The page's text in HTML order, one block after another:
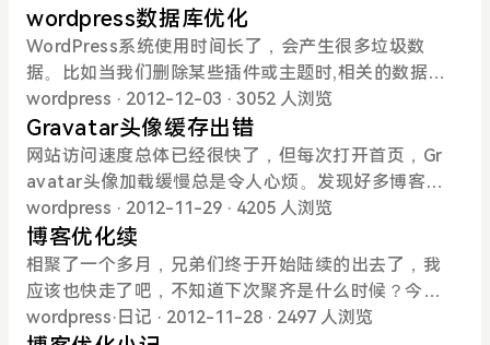
发现而已。因为我的留言是按时间先后顺序排列的，
旧的留言在顶部，一般回复新留言都会拉到底部，而
这时评论框是正常的。于是BUG产生的原因就找到
了：图片延迟加载！Forigi主题默认加载了lazyload.j
s，可以使图片按需加载，提高页面访问速度。但据我
推测：博客启用了延迟加载图片的JS特效后，直接在
最开始的评论那里使用回复，只是通过JS把那个评论
框强制插入到当前位置，但事实上并没有到它实际所
在的位置，所以导致图片还没有开始加载。解决办法
很简单，打开header.php，删除
avatar头像缓存出错》，由于技术水平太低，操作失
败。第四次优化博客是在2012年12月03日《wordpr
ess数据库优化》，目的也是加快博客访问速度。第
五次优化博客就是今天了，主要工作包括：1.开启Gra
vatar头像缓存上次缓存失败后，研究了下代码，凭
借着仅存的C/C++知识，经过修改→调试→再修改→
再调试，花费了一个多小时，竟然成功了，难为了我
这个代码盲！而且这次留言板页没再出现代码错误，
原因暂时未知。2.删除WP Super Cache插件这个插
件本身是很好用而且很有用的，但由于我的博客访问
量很小，再加上速度很快，所以暂时用不上这类缓存
插件了。相反，删掉这个插件后，我感觉博客速度明
显提升了。3.添加百度分享按钮这个功能是主
添加背景颜色等。同时很多人又不喜欢使用其它编辑
器增强类的插件，拖累网站访问速度。写博客又不是
编排办公文件，大多数时间我们并不需要过于复杂的
编辑功能。那有没不用插件并且简便的方法增强我们
的文字编辑器呢？答案是肯定的。其实默认编辑器Tin
yMCE有很多功能都被隐藏了，通过添加代码可以为w
ordpress默认编辑器增加额外的功能按钮，比如：横
向分隔线、字体、字号、上标下标、分页符等，效果
如图：将下面代码添加到主题functions.php模版文
件中：上面的一段代码是加到默认编辑器工具栏的第
一行，当然，如果你喜欢，也可以另起一行，用下面
的代码替换上面代码中最后一句。 function enable_
more_buttons($buttons) { $buttons[] = 'hr';
wordpress数据库优化
WordPress系统使用时间长了，会产生很多垃圾数
据。比如当我们删除某些插件或主题时,相关的数据仍
然残留在数据库表中。再比如当我们修改文章或页面
的内容时,会产生一些冗余的”修订版本”,这个功能本来
是wordpress 程序防止用户修改失误,用于还原的备
份。但如果有很多文章经过多次修改,就会产生非常多
的文章修订版本,这样会占据你数据库非常多的空间,一
般来说,这些 文章修订版本都是用不到的。久而久之，
垃圾数据不断堆积，我们的数据库也会越来越大，导
致我们的博客变慢。因此，我们很有必要定时优化数
据库。当然下列操作都是有风险的，请注意备份数据
库~~我们直接可以安装插件WP Cleaner解决这个问
wordpress · 2012-12-03 · 3052 人浏览
Gravatar头像缓存出错
网站访问速度总体已经很快了，但每次打开首页，Gr
avatar头像加载缓慢总是令人心烦。发现好多博客都
开启了头像缓存，很是羡慕，于是我也要试试。百度
了下“wordpress头像缓存”，不外乎有两种方法：添
加代码，使用插件。能用代码解决的问题肯定不会用
插件，于是在functions.php内加入缓存代码。第一
次打开首页是非常慢的，估计实在下载图片到本地服
务器吧，大概10来秒后，页面才打开。查看“最给力读
wordpress · 2012-11-29 · 4205 人浏览
博客优化续
相聚了一个多月，兄弟们终于开始陆续的出去了，我
应该也快走了吧，不知道下次聚齐是什么时候？今年
年底还是明年年初？这两次的排骨火锅吃的真心不
wordpress· 日记 · 2012-11-28 · 2497 人浏览